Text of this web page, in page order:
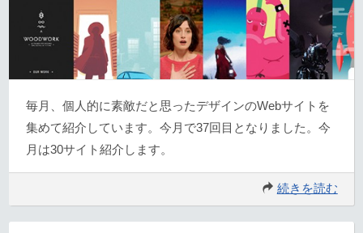
毎月、個人的に素敵だと思ったデザインのWebサイトを
集めて紹介しています。今月で37回目となりました。今
月は30サイト紹介します。
続きを読む